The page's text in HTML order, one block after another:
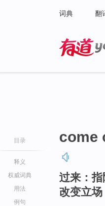
词典 翻
目录
释义
权威词典
用法
例句
come
过来：指
改变立